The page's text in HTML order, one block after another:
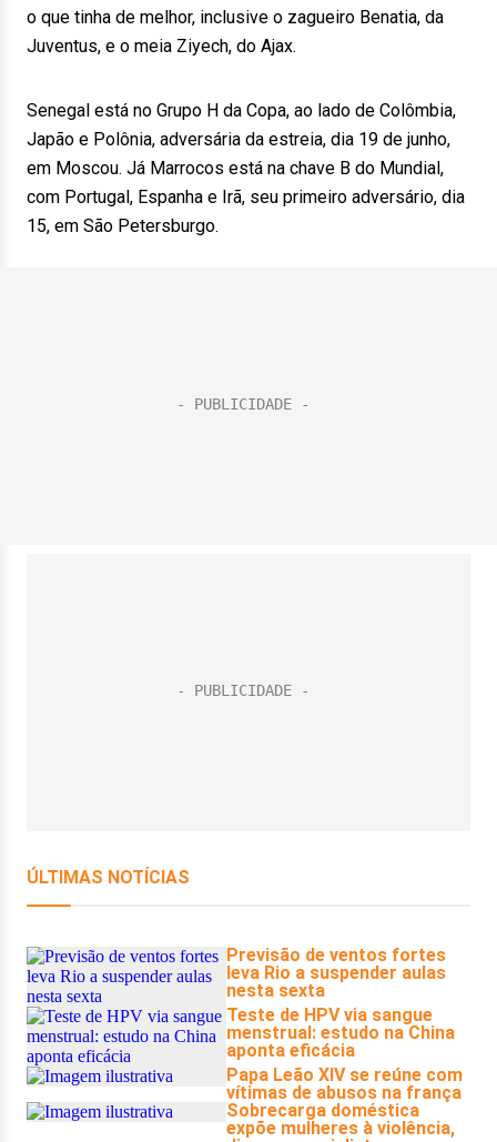
o que tinha de melhor, inclusive o zagueiro Benatia, da
Juventus, e o meia Ziyech, do Ajax.
Senegal está no Grupo H da Copa, ao lado de Colômbia,
Japão e Polônia, adversária da estreia, dia 19 de junho,
em Moscou. Já Marrocos está na chave B do Mundial,
com Portugal, Espanha e Irã, seu primeiro adversário, dia
15, em São Petersburgo.